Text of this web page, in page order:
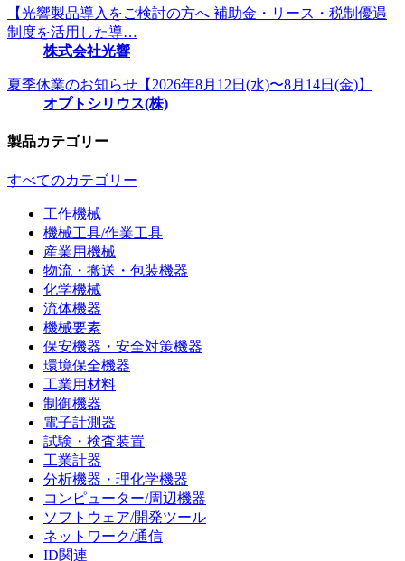
【光響製品導入をご検討の方へ 補助金・リース・税制優遇
制度を活用した導…
株式会社光響
夏季休業のお知らせ【2026年8月12日(水)〜8月14日(金)】
オプトシリウス(株)
製品カテゴリー
すべてのカテゴリー
工作機械
機械工具/作業工具
産業用機械
物流・搬送・包装機器
化学機械
流体機器
機械要素
保安機器・安全対策機器
環境保全機器
工業用材料
制御機器
電子計測器
試験・検査装置
工業計器
分析機器・理化学機器
コンピューター/周辺機器
ソフトウェア/開発ツール
ネットワーク/通信
ID関連